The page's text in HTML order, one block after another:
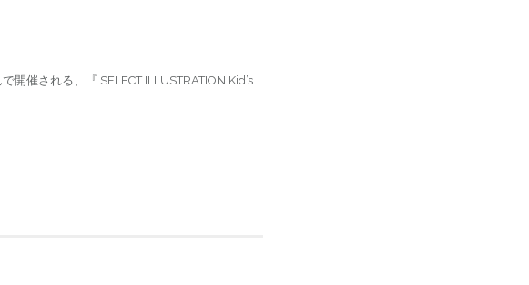
催される、『 SELECT ILLUSTRATION Kid’s